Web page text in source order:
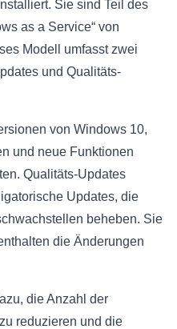
Sie sind Teil des
as a Service“ von
Modell umfasst zwei
und Qualitäts-
von Windows 10,
und neue Funktionen
Qualitäts-Updates
Updates, die
beheben. Sie
die Änderungen
die Anzahl der
reduzieren und die